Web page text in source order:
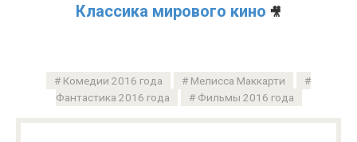
Классика мирового кино 🎥
Комедии 2016 года
Мелисса Маккарти
Фантастика 2016 года
Фильмы 2016 года